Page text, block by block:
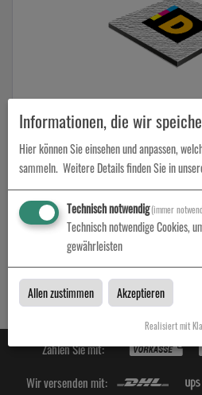
Butlerfinish (Aluverbundplatte
zum Artikel
Butlerfinish
Butlerfinish bei Druckamt in Berlin
Zahlen Sie mit:
Wir versenden mit:
Informationen, die wir
Hier können Sie einsehen und anpassen,
sammeln. Weitere Details finden Sie in
Technisch notwendig(immer
Technisch notwendige Cookies,
gewährleisten
Allen zustimmen Akzeptieren
Realisiert mit